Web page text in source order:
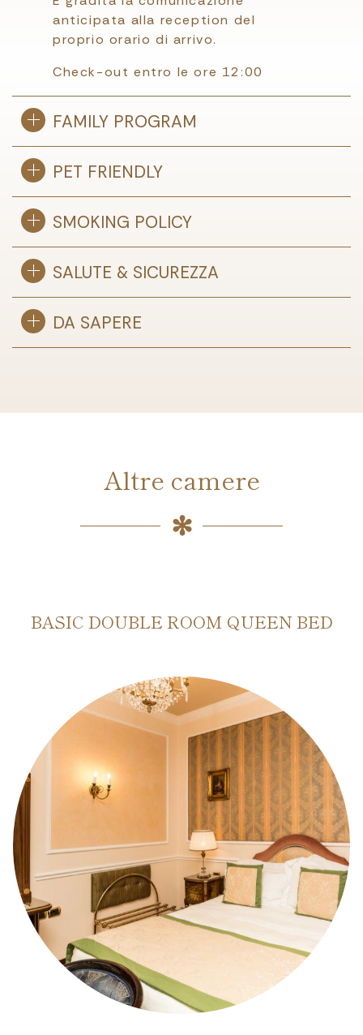
anticipata alla reception del
proprio orario di arrivo.
Check-out entro le ore 12:00
FAMILY PROGRAM
PET FRIENDLY
SMOKING POLICY
SALUTE & SICUREZZA
DA SAPERE
Altre camere
BASIC DOUBLE ROOM QUEEN BED